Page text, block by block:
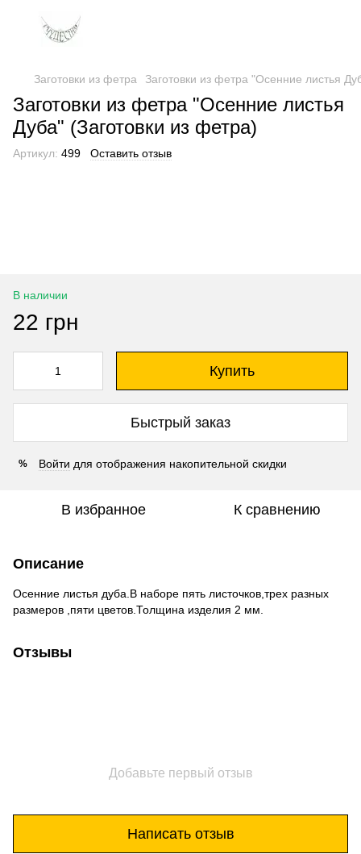
Заготовки из фетра Заготовки из фетра "Осенние листья
Заготовки из фетра "Осенние листья
Дуба" (Заготовки из фетра)
Артикул: 499 Оставить отзыв
В наличии
22 грн
Купить
Быстрый заказ
% Войти для отображения накопительной скидки
В избранное К сравнению
Описание
Осенние листья дуба.В наборе пять листочков,трех разных
размеров ,пяти цветов.Толщина изделия 2 мм.
Отзывы
Добавьте первый отзыв
Написать отзыв